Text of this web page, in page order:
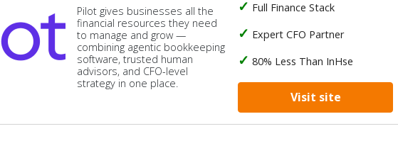
Pilot gives businesses all the
financial resources they need
to manage and grow —
combining agentic bookkeeping
software, trusted human
advisors, and CFO-level
strategy in one place.
Full Finance Stack
Expert CFO Partner
80% Less Than InHse
Visit site